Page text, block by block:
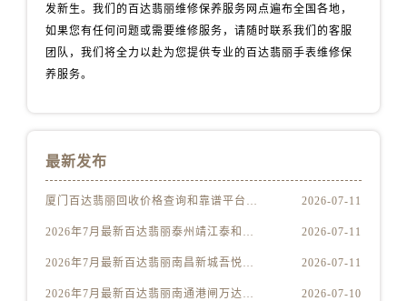
江苏省徐州市鼓楼区淮海东路29号苏宁广场IFC国际金融中心35层3508室售后服务中心（需提前预约）
江苏省扬州市邗江区国展路29号星耀天地写字楼1号楼18层1803室售后服务中心（需提前预约）
发新生。我们的百达翡丽维修保养服务网点遍布全国各地，
如果您有任何问题或需要维修服务，请随时联系我们的客服
团队，我们将全力以赴为您提供专业的百达翡丽手表维修保
养服务。
最新发布
2026-07-11
2026-07-11
2026-07-11
2026-07-10